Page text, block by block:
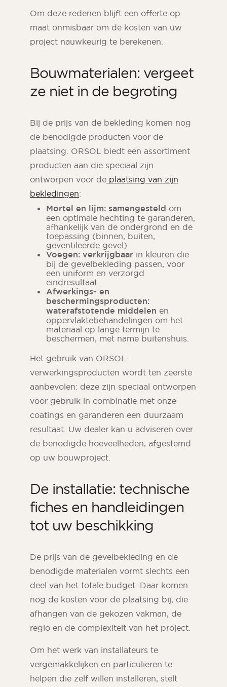
Om deze redenen blijft een offerte op
maat onmisbaar om de kosten van uw
project nauwkeurig te berekenen.
Bouwmaterialen: vergeet
ze niet in de begroting
Bij de prijs van de bekleding komen nog
de benodigde producten voor de
plaatsing. ORSOL biedt een assortiment
producten aan die speciaal zijn
ontworpen voor de plaatsing van zijn
bekledingen:
Mortel en lijm: samengesteld om
een optimale hechting te garanderen,
afhankelijk van de ondergrond en de
toepassing (binnen, buiten,
geventileerde gevel).
Voegen: verkrijgbaar in kleuren die
bij de gevelbekleding passen, voor
een uniform en verzorgd
eindresultaat.
Afwerkings- en
beschermingsproducten:
waterafstotende middelen en
oppervlaktebehandelingen om het
materiaal op lange termijn te
beschermen, met name buitenshuis.
Het gebruik van ORSOL-
verwerkingsproducten wordt ten zeerste
aanbevolen: deze zijn speciaal ontworpen
voor gebruik in combinatie met onze
coatings en garanderen een duurzaam
resultaat. Uw dealer kan u adviseren over
de benodigde hoeveelheden, afgestemd
op uw bouwproject.
De installatie: technische
fiches en handleidingen
tot uw beschikking
De prijs van de gevelbekleding en de
benodigde materialen vormt slechts een
deel van het totale budget. Daar komen
nog de kosten voor de plaatsing bij, die
afhangen van de gekozen vakman, de
regio en de complexiteit van het project.
Om het werk van installateurs te
vergemakkelijken en particulieren te
helpen die zelf willen installeren, stelt